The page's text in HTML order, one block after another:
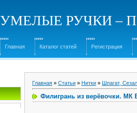
УМЕЛЫЕ РУЧКИ –
Главная Каталог статей Регистрация
Главная » Статьи » Нитки » Шпагат,
Филигрань из верёвочки.